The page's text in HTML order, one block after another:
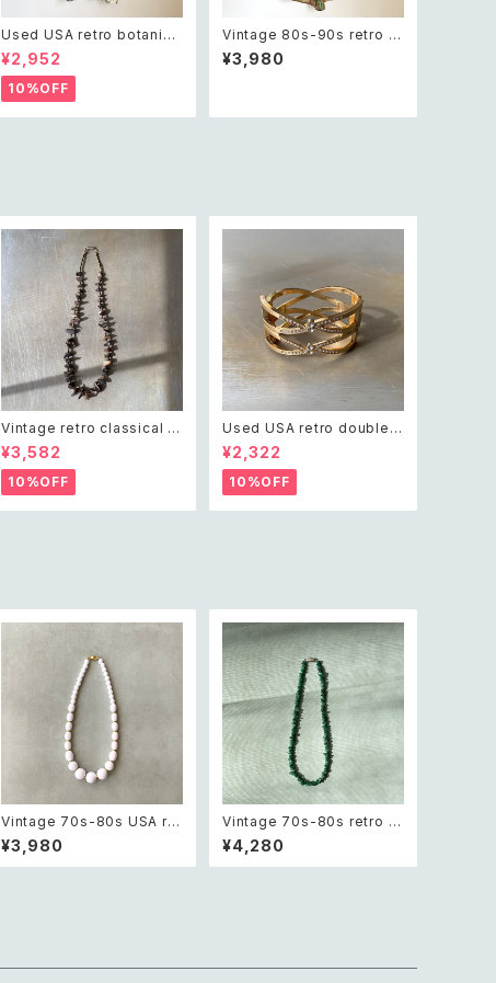
Used USA retro botanica
l palm tree design Tshirt
ユーズド アメリカ 古着 ボタニ
カル ヤシの木 デザイン Tシャ
ツ ユニセックス
¥2,952
10%OFF
Vintage 80s-90s retro b
otanical design shirt レト
ロ ヴィンテージ 古着 クラシ
¥3,980
Vintage retro classical ro
ugh cut shell beads nec
klace レトロ ヴィンテージ ア
クセサリー クラシカル ラフカ
ット シェル ビーズ ネックレス
¥3,582
10%OFF
Used USA retro double c
ross crystal bijou bangle
レトロ アメリカ ユーズド アク
セサリー ゴールド ダブル クロ
ス ビジュー バングル
¥2,322
10%OFF
Vintage 70s-80s USA ret
ro white beads classical
necklace レトロ アメリカ ヴ
ィンテージ アクセサリー ホワ
¥3,980
Vintage 70s-80s retro ro
ugh cut green aventurine
necklace レトロ ヴィンテー
ジ アクセサリー 天然石 ラフ
¥4,280